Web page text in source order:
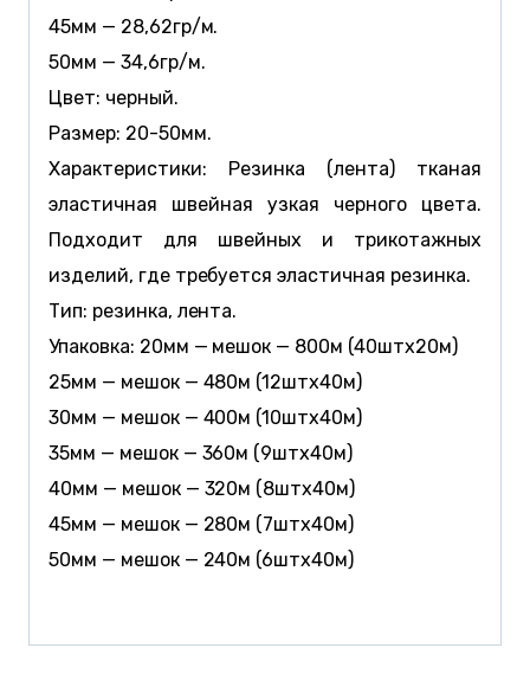
45мм — 28,62гр/м.
50мм — 34,6гр/м.
Цвет: черный.
Размер: 20-50мм.
Характеристики: Резинка (лента) тканая
эластичная швейная узкая черного цвета.
Подходит для швейных и трикотажных
изделий, где требуется эластичная резинка.
Тип: резинка, лента.
Упаковка: 20мм — мешок — 800м (40штx20м)
25мм — мешок — 480м (12штx40м)
30мм — мешок — 400м (10штx40м)
35мм — мешок — 360м (9штx40м)
40мм — мешок — 320м (8штx40м)
45мм — мешок — 280м (7штx40м)
50мм — мешок — 240м (6штx40м)